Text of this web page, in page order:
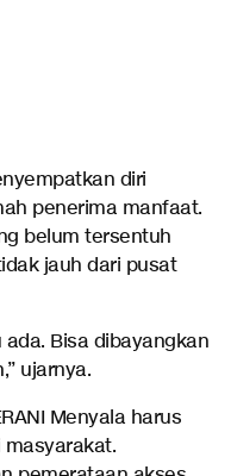
diri
penerima manfaat.
belum tersentuh
jauh dari pusat
Bisa dibayangkan
ujarnya.
Menyala harus